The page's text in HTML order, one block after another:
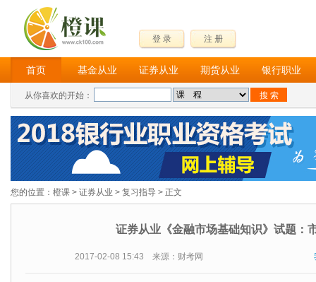
登 录 注 册
首页 基金从业 证券从业 期货从业 银行职业
从你喜欢的开始：
您的位置： 橙课 > 证券从业 > 复习指导 > 正文
证券从业《金融市场基础知识》试题：
2017-02-08 15:43 来源：财考网